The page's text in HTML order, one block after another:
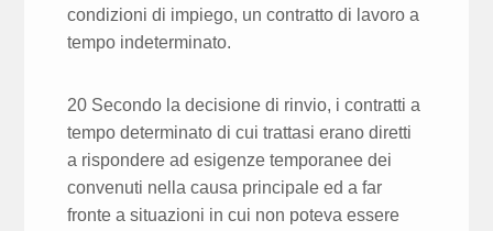
condizioni di impiego, un contratto di lavoro a
tempo indeterminato.
20 Secondo la decisione di rinvio, i contratti a
tempo determinato di cui trattasi erano diretti
a rispondere ad esigenze temporanee dei
convenuti nella causa principale ed a far
fronte a situazioni in cui non poteva essere